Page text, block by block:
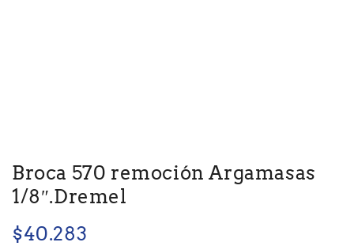
Broca 570 remoción Argamasas
1/8″.Dremel
$40.283